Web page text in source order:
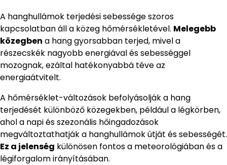
A hanghullámok terjedési sebessége szoros
kapcsolatban áll a közeg hőmérsékletével. Melegebb
közegben a hang gyorsabban terjed, mivel a
részecskék nagyobb energiával és sebességgel
mozognak, ezáltal hatékonyabbá téve az
energiaátvitelt.
A hőmérséklet-változások befolyásolják a hang
terjedését különböző közegekben, például a légkörben,
ahol a napi és szezonális hőingadozások
megváltoztathatják a hanghullámok útját és sebességét.
Ez a jelenség különösen fontos a meteorológiában és a
légiforgalom irányításában.